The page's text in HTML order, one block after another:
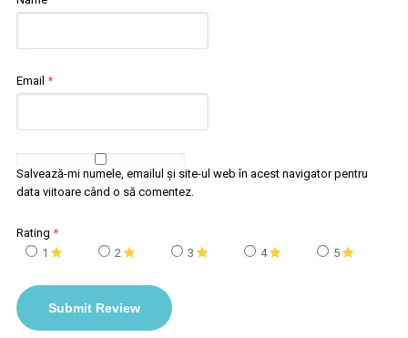
Email *
Salvează-mi numele, emailul și site-ul web în acest navigator pentru
data viitoare când o să comentez.
Rating *
1
2 3 4 5